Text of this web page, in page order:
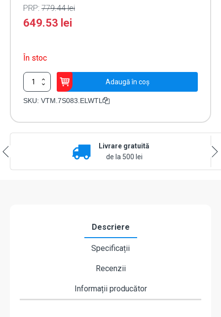
PRP: 779.44lei
649.53 lei
În stoc
Cantitate
Terminal
video
Adaugă în coș
SKU: VTM.7S083.ELWTL
Livrare gratuită
de la 500 lei
Descriere
Specificații
Recenzii
Informații producător